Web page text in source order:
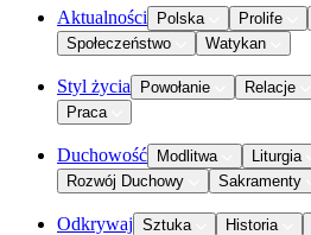
Aktualności Polska Prolife
Społeczeństwo
Watykan
Styl życia Powołanie Relacje
Praca
Duchowość Modlitwa Liturgia
Rozwój Duchowy
Sakramenty
Odkrywaj Sztuka Historia